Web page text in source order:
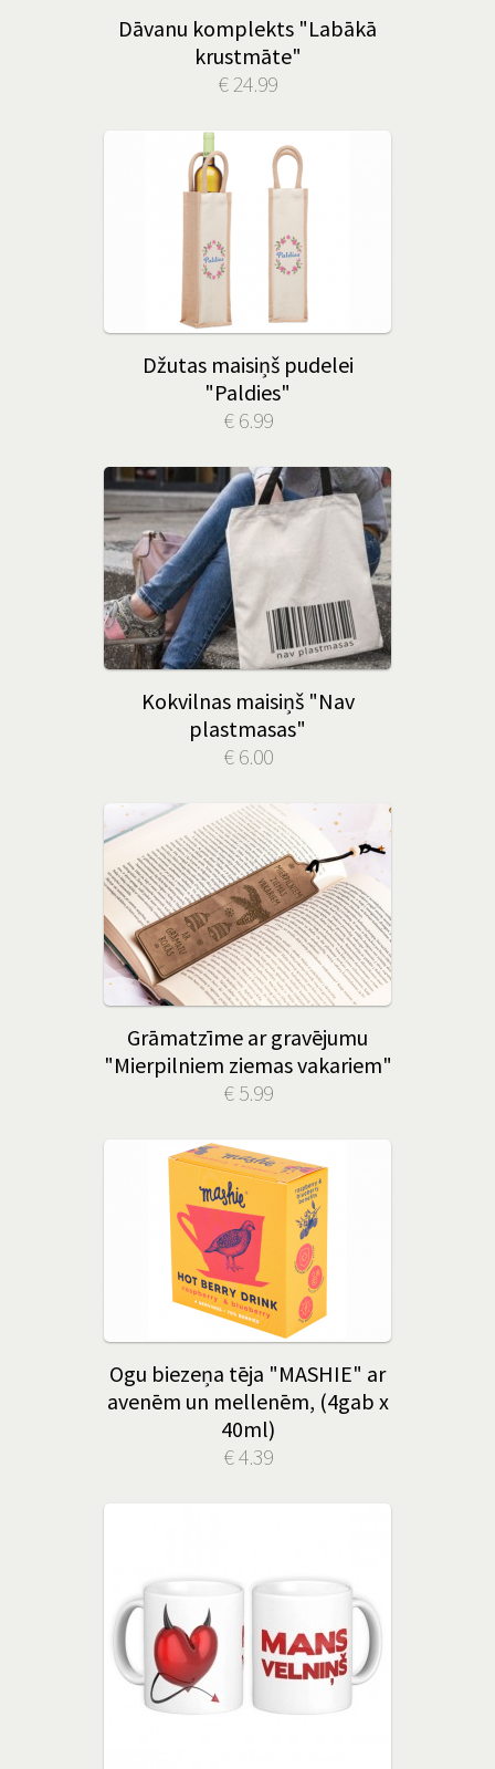
Dāvanu komplekts "Labākā
krustmāte"
€ 24.99
Džutas maisiņš pudelei
"Paldies"
€ 6.99
Kokvilnas maisiņš "Nav
plastmasas"
€ 6.00
Grāmatzīme ar gravējumu
"Mierpilniem ziemas vakariem"
€ 5.99
Ogu biezeņa tēja "MASHIE" ar
avenēm un mellenēm, (4gab x
40ml)
€ 4.39